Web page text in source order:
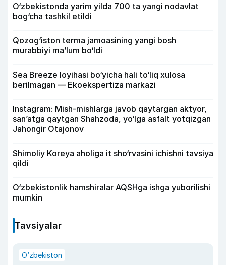
O‘zbekistonda yarim yilda 700 ta yangi nodavlat
bog‘cha tashkil etildi
Qozog‘iston terma jamoasining yangi bosh
murabbiyi ma’lum bo‘ldi
Sea Breeze loyihasi bo‘yicha hali to‘liq xulosa
berilmagan — Ekoekspertiza markazi
Instagram: Mish-mishlarga javob qaytargan aktyor,
san’atga qaytgan Shahzoda, yo‘lga asfalt yotqizgan
Jahongir Otajonov
Shimoliy Koreya aholiga it sho‘rvasini ichishni tavsiya
qildi
O‘zbekistonlik hamshiralar AQSHga ishga yuborilishi
mumkin
Tavsiyalar
O‘zbekiston